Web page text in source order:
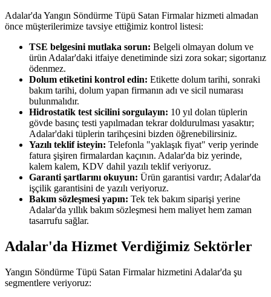
Adalar'da Yangın Söndürme Tüpü Satan Firmalar hizmeti almadan
önce müşterilerimize tavsiye ettiğimiz kontrol listesi:
TSE belgesini mutlaka sorun: Belgeli olmayan dolum ve
ürün Adalar'daki itfaiye denetiminde sizi zora sokar; sigortanız
ödenmez.
Dolum etiketini kontrol edin: Etikette dolum tarihi, sonraki
bakım tarihi, dolum yapan firmanın adı ve sicil numarası
bulunmalıdır.
Hidrostatik test sicilini sorgulayın: 10 yıl dolan tüplerin
gövde basınç testi yapılmadan tekrar doldurulması yasaktır;
Adalar'daki tüplerin tarihçesini bizden öğrenebilirsiniz.
Yazılı teklif isteyin: Telefonla "yaklaşık fiyat" verip yerinde
fatura şişiren firmalardan kaçının. Adalar'da biz yerinde,
kalem kalem, KDV dahil yazılı teklif veriyoruz.
Garanti şartlarını okuyun: Ürün garantisi vardır; Adalar'da
işçilik garantisini de yazılı veriyoruz.
Bakım sözleşmesi yapın: Tek tek bakım siparişi yerine
Adalar'da yıllık bakım sözleşmesi hem maliyet hem zaman
tasarrufu sağlar.
Adalar'da Hizmet Verdiğimiz Sektörler
Yangın Söndürme Tüpü Satan Firmalar hizmetini Adalar'da şu
segmentlere veriyoruz: